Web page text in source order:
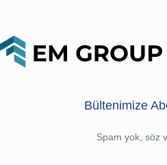
Bültenimize
Spam yok, söz